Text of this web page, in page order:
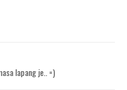
lapang je.. =)